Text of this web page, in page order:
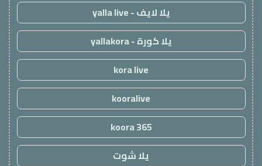
يلا لايف - yalla live
يلا كورة - yallakora
kora live
kooralive
koora 365
يلا شوت